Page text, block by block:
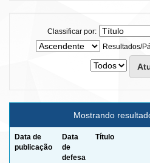
Classificar por:
Resultados/
Mostrando
Data de
publicação
Data
de
defesa
Título